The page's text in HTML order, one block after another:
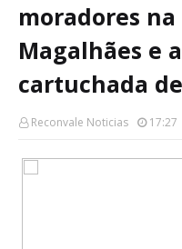
moradores
Magalhães e
cartuchada
Reconvale Noticias 17:27